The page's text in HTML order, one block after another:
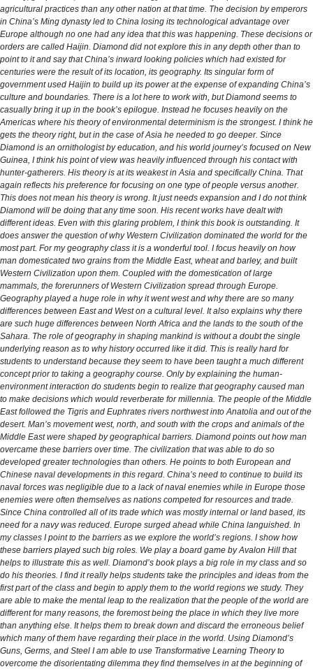
agricultural practices than any other nation at that time. The decision by emperors
in China’s Ming dynasty led to China losing its technological advantage over
Europe although no one had any idea that this was happening. These decisions or
orders are called Haijin. Diamond did not explore this in any depth other than to
point to it and say that China’s inward looking policies which had existed for
centuries were the result of its location, its geography. Its singular form of
government used Haijin to build up its power at the expense of expanding China’s
culture and boundaries. There is a lot here to work with, but Diamond seems to
casually bring it up in the book’s epilogue. Instead he focuses heavily on the
Americas where his theory of environmental determinism is the strongest. I think he
gets the theory right, but in the case of Asia he needed to go deeper. Since
Diamond is an ornithologist by education, and his world journey’s focused on New
Guinea, I think his point of view was heavily influenced through his contact with
hunter-gatherers. His theory is at its weakest in Asia and specifically China. That
again reflects his preference for focusing on one type of people versus another.
This does not mean his theory is wrong. It just needs expansion and I do not think
Diamond will be doing that any time soon. His recent works have dealt with
different ideas. Even with this glaring problem, I think this book is outstanding. It
does answer the question of why Western Civilization dominated the world for the
most part. For my geography class it is a wonderful tool. I focus heavily on how
man domesticated two grains from the Middle East, wheat and barley, and built
Western Civilization upon them. Coupled with the domestication of large
mammals, the forerunners of Western Civilization spread through Europe.
Geography played a huge role in why it went west and why there are so many
differences between East and West on a cultural level. It also explains why there
are such huge differences between North Africa and the lands to the south of the
Sahara. The role of geography in shaping mankind is without a doubt the single
underlying reason as to why history occurred like it did. This is really hard for
students to understand because they seem to have been taught a much different
concept prior to taking a geography course. Only by explaining the human-
environment interaction do students begin to realize that geography caused man
to make decisions which would reverberate for millennia. The people of the Middle
East followed the Tigris and Euphrates rivers northwest into Anatolia and out of the
desert. Man’s movement west, north, and south with the crops and animals of the
Middle East were shaped by geographical barriers. Diamond points out how man
overcame these barriers over time. The civilization that was able to do so
developed greater technologies than others. He points to both European and
Chinese naval developments in this regard. China’s need to continue to build its
naval forces was negligible due to a lack of naval enemies while in Europe those
enemies were often themselves as nations competed for resources and trade.
Since China controlled all of its trade which was mostly internal or land based, its
need for a navy was reduced. Europe surged ahead while China languished. In
my classes I point to the barriers as we explore the world’s regions. I show how
these barriers played such big roles. We play a board game by Avalon Hill that
helps to illustrate this as well. Diamond’s book plays a big role in my class and so
do his theories. I find it really helps students take the principles and ideas from the
first part of the class and begin to apply them to the world regions we study. They
are able to make the mental leap to the realization that the people of the world are
different for many reasons, the foremost being the place in which they live more
than anything else. It helps them to break down and discard the erroneous belief
which many of them have regarding their place in the world. Using Diamond’s
Guns, Germs, and Steel I am able to use Transformative Learning Theory to
overcome the disorientating dilemma they find themselves in at the beginning of